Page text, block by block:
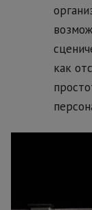
как